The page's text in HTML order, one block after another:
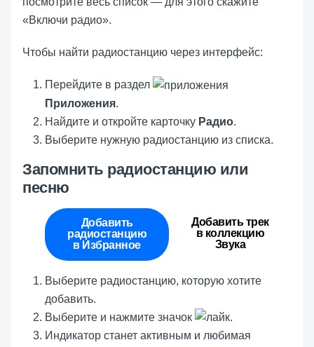
«Включи радио».
Чтобы найти радиостанцию через интерфейс:
Перейдите в раздел
Приложения.
Найдите и откройте карточку Радио.
Выберите нужную радиостанцию из списка.
Запомнить радиостанцию или
песню
Добавить
радиостанцию
в Избранное
Добавить трек
в коллекцию
Звука
Выберите радиостанцию, которую хотите
добавить.
Выберите и нажмите значок
.
Индикатор станет активным и любимая